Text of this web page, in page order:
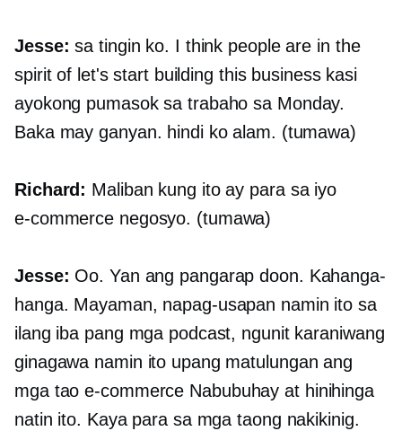
Jesse: sa tingin ko. I think people are in the
spirit of let's start building this business kasi
ayokong pumasok sa trabaho sa Monday.
Baka may ganyan. hindi ko alam. (tumawa)
Richard: Maliban kung ito ay para sa iyo
e-commerce negosyo. (tumawa)
Jesse: Oo. Yan ang pangarap doon. Kahanga-
hanga. Mayaman, napag-usapan namin ito sa
ilang iba pang mga podcast, ngunit karaniwang
ginagawa namin ito upang matulungan ang
mga taoe-commerce Nabubuhay at hinihinga
natin ito. Kaya para sa mga taong nakikinig.